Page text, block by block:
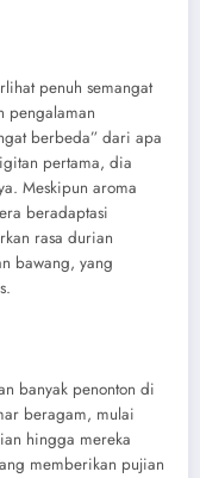
penuh semangat
pengalaman
berbeda” dari apa
pertama, dia
Meskipun aroma
beradaptasi
rasa durian
bawang, yang
banyak penonton di
beragam, mulai
hingga mereka
memberikan pujian